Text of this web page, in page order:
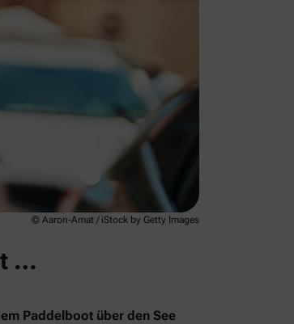
© Aaron-Amat / iStock by Getty Images
…
Paddelboot über den See